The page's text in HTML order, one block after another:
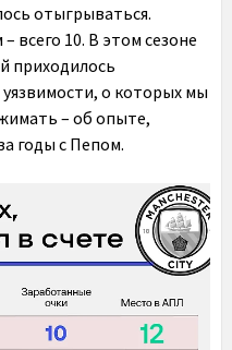
отыгрываться.
всего 10. В этом сезоне
приходилось
о которых мы
– об опыте,
годы с Пепом.